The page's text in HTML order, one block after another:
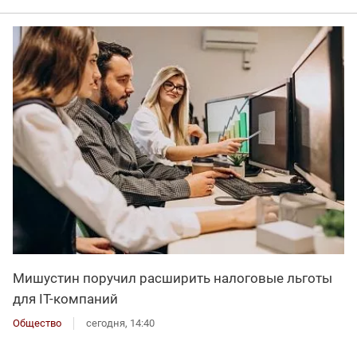
Мишустин поручил расширить налоговые льготы
для IT-компаний
Общество сегодня, 14:40